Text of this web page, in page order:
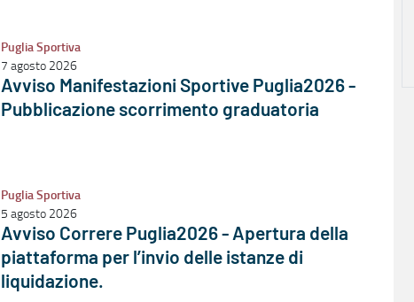
Puglia Sportiva
7 agosto 2026
Avviso Manifestazioni Sportive Puglia2026 -
Pubblicazione scorrimento graduatoria
Puglia Sportiva
5 agosto 2026
Avviso Correre Puglia2026 - Apertura della
piattaforma per l’invio delle istanze di
liquidazione.